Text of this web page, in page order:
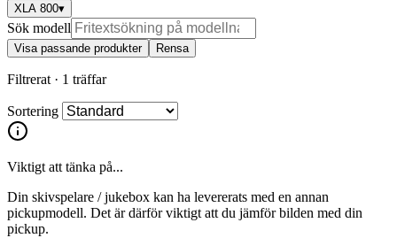
XLA 800▾
Sök modell
Visa passande produkter Rensa
Filtrerat · 1 träffar
Sortering
Viktigt att tänka på...
Din skivspelare / jukebox kan ha levererats med en annan
pickupmodell. Det är därför viktigt att du jämför bilden med din
pickup.